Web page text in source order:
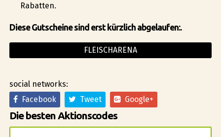
Rabatten.
Diese Gutscheine sind erst kürzlich abgelaufen:.
FLEISCHARENA
social networks:
Facebook
Tweet Google+
Die besten Aktionscodes